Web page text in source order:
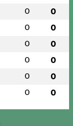
0 0
0 0
0 0
0 0
0 0
0 0